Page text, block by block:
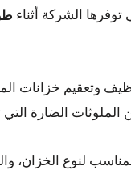
الشركة أثناء
وتعقيم خزانات
الضارة
لنوع الخزان،